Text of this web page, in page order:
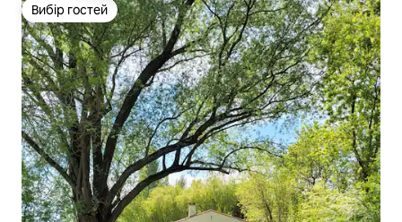
Вибір гостей
Вибір гостей